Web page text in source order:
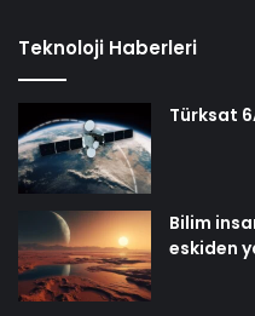
Teknoloji Haberleri
Türksat
Bilim
eskiden